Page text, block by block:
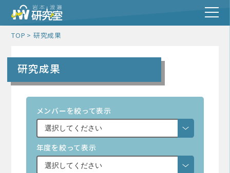
TOP 研究成果
研究成果
メンバーを絞って表示
年度を絞って表示